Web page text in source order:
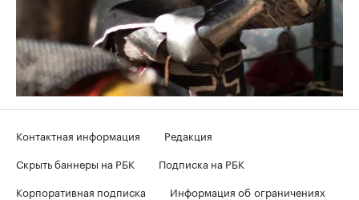
Контактная информация
Редакция
Скрыть баннеры на РБК
Подписка на РБК
Корпоративная подписка
Информация об ограничениях